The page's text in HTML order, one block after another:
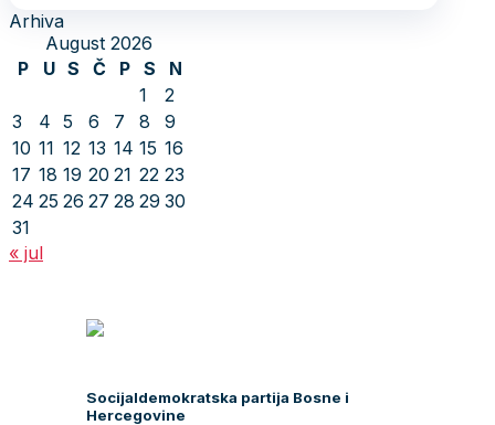
Arhiva
August 2026
P
U S Č P S
N
1
2
3
4 5 6 7 8
9
10 11 12 13 14 15 16
17 18 19 20 21 22 23
24 25 26 27 28 29 30
31
« jul
Socijaldemokratska partija Bosne i
Hercegovine